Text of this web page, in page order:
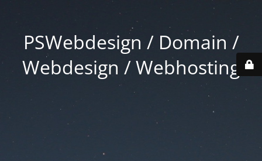
PSWebdesign / Domain /
Webdesign / Webhosting